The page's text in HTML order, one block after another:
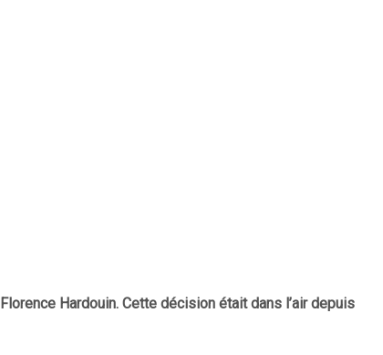
Hardouin. Cette décision était dans l’air depuis